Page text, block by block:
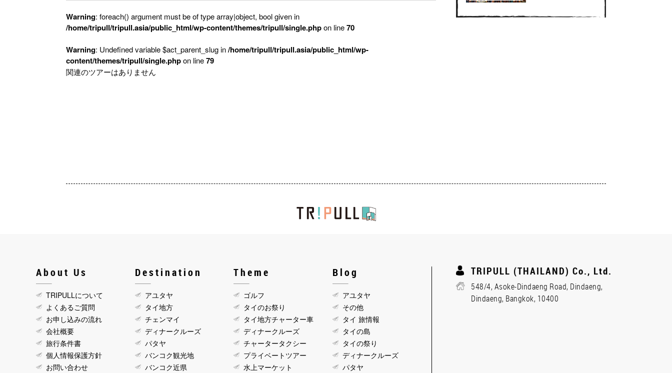
Warning: foreach() argument must be of type array|object, bool given in
/home/tripull/tripull.asia/public_html/wp-content/themes/tripull/single.phpon line70
Warning: Undefined variable $act_parent_slug in/home/tripull/tripull.asia/public_html/wp-
content/themes/tripull/single.phpon line79
関連のツアーはありません
About Us
TRIPULLについて
よくあるご質問
お申し込みの流れ
会社概要
旅行条件書
個人情報保護方針
お問い合わせ
Destination
アユタヤ
タイ地方
チェンマイ
ディナークルーズ
パタヤ
バンコク観光地
バンコク近県
Theme
ゴルフ
タイのお祭り
タイ地方チャーター車
ディナークルーズ
チャータータクシー
プライベートツアー
水上マーケット
Blog
アユタヤ
その他
タイ 旅情報
タイの島
タイの祭り
ディナークルーズ
パタヤ
TRIPULL (THAILAND) Co., Ltd.
548/4, Asoke-Dindaeng Road, Dindaeng,
Dindaeng, Bangkok, 10400